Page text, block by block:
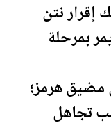
إقرار نتن
بمرحلة
مضيق هرمز؛
تجاهل